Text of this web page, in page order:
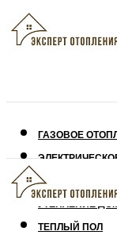
ГАЗОВОЕ
СОЛНЕЧНЫЕ
УТЕПЛЕНИЕ
ТЕПЛЫЙ ПОЛ